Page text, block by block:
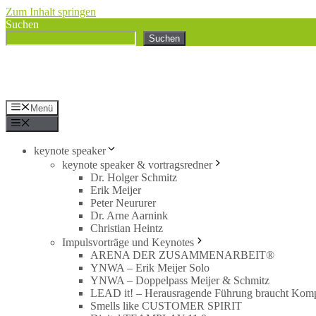
Zum Inhalt springen
Suchen
Suchen
Menü
keynote speaker
keynote speaker & vortragsredner
Dr. Holger Schmitz
Erik Meijer
Peter Neururer
Dr. Arne Aarnink
Christian Heintz
Impulsvorträge und Keynotes
ARENA DER ZUSAMMENARBEIT®
YNWA – Erik Meijer Solo
YNWA – Doppelpass Meijer & Schmitz
LEAD it! – Herausragende Führung braucht
Smells like CUSTOMER SPIRIT